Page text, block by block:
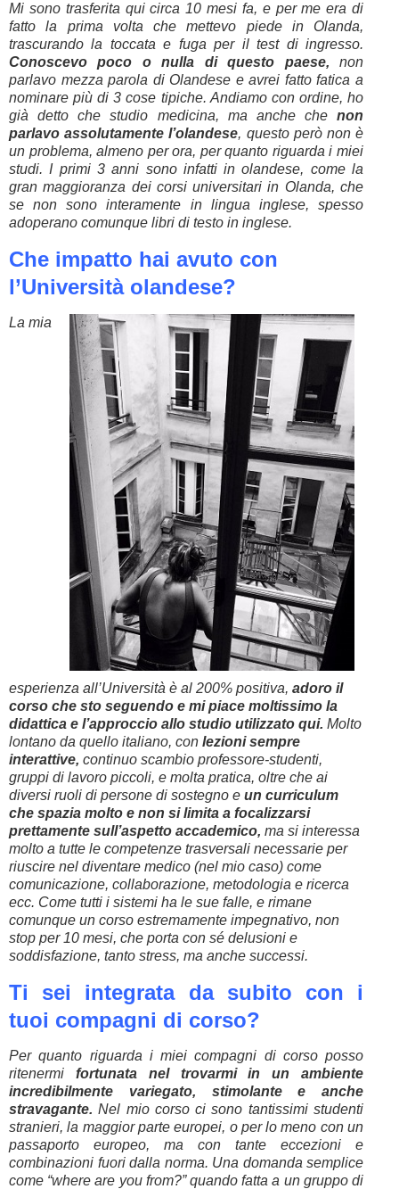
Mi sono trasferita qui circa 10 mesi fa, e per me era di
fatto la prima volta che mettevo piede in Olanda,
trascurando la toccata e fuga per il test di ingresso.
Conoscevo poco o nulla di questo paese, non
parlavo mezza parola di Olandese e avrei fatto fatica a
nominare più di 3 cose tipiche. Andiamo con ordine, ho
già detto che studio medicina, ma anche che non
parlavo assolutamente l’olandese, questo però non è
un problema, almeno per ora, per quanto riguarda i miei
studi. I primi 3 anni sono infatti in olandese, come la
gran maggioranza dei corsi universitari in Olanda, che
se non sono interamente in lingua inglese, spesso
adoperano comunque libri di testo in inglese.
Che impatto hai avuto con
l’Università olandese?
La mia
esperienza all’Università è al 200% positiva, adoro il
corso che sto seguendo e mi piace moltissimo la
didattica e l’approccio allo studio utilizzato qui. Molto
lontano da quello italiano, con lezioni sempre
interattive, continuo scambio professore-studenti,
gruppi di lavoro piccoli, e molta pratica, oltre che ai
diversi ruoli di persone di sostegno e un curriculum
che spazia molto e non si limita a focalizzarsi
prettamente sull’aspetto accademico, ma si interessa
molto a tutte le competenze trasversali necessarie per
riuscire nel diventare medico (nel mio caso) come
comunicazione, collaborazione, metodologia e ricerca
ecc. Come tutti i sistemi ha le sue falle, e rimane
comunque un corso estremamente impegnativo, non
stop per 10 mesi, che porta con sé delusioni e
soddisfazione, tanto stress, ma anche successi.
Ti sei integrata da subito con i
tuoi compagni di corso?
Per quanto riguarda i miei compagni di corso posso
ritenermi fortunata nel trovarmi in un ambiente
incredibilmente variegato, stimolante e anche
stravagante. Nel mio corso ci sono tantissimi studenti
stranieri, la maggior parte europei, o per lo meno con un
passaporto europeo, ma con tante eccezioni e
combinazioni fuori dalla norma. Una domanda semplice
come “where are you from?” quando fatta a un gruppo di